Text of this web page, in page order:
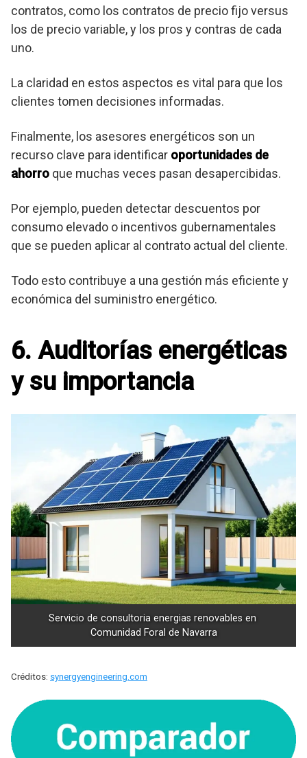
contratos, como los contratos de precio fijo versus
los de precio variable, y los pros y contras de cada
uno.
La claridad en estos aspectos es vital para que los
clientes tomen decisiones informadas.
Finalmente, los asesores energéticos son un
recurso clave para identificar oportunidades de
ahorro que muchas veces pasan desapercibidas.
Por ejemplo, pueden detectar descuentos por
consumo elevado o incentivos gubernamentales
que se pueden aplicar al contrato actual del cliente.
Todo esto contribuye a una gestión más eficiente y
económica del suministro energético.
6. Auditorías energéticas
y su importancia
Servicio de consultoria energias renovables en
Comunidad Foral de Navarra
Créditos: synergyengineering.com